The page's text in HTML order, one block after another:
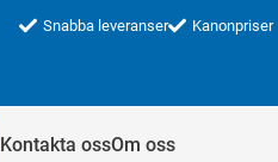
Snabba leveranser Kanonpriser
Kontakta ossOm oss